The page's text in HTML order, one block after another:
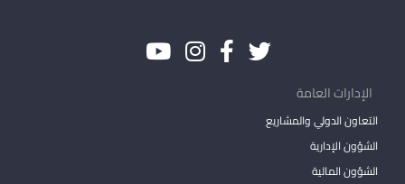
الإدارات العامة
التعاون الدولي والمشاريع
الشؤون الإدارية
الشؤون المالية